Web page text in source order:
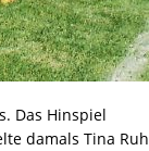
Das Hinspiel
damals Tina Ruh